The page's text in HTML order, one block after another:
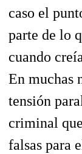
caso el
parte de lo
cuando
En muchas
tensión
criminal
falsas para